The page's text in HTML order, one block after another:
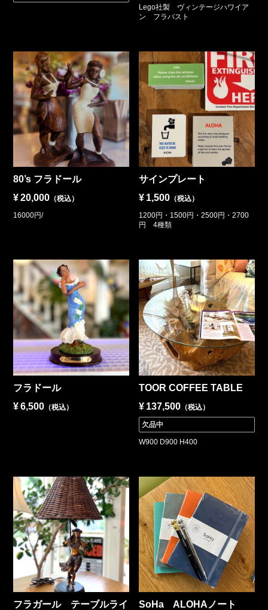
Lego社製 ヴィンテージハワイア
ン フラバスト
80’s フラドール
¥20,000 （税込）
16000円/
サインプレート
¥ 1,500 （税込）
1200円・1500円・2500円・2700
円 4種類
フラドール
¥6,500 （税込）
TOOR COFFEE TABLE
¥ 137,500 （税込）
欠品中
W900 D900 H400
フラガール テーブルライ
SoHa ALOHAノート